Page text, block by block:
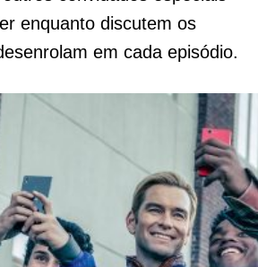
enquanto discutem os
em cada episódio.